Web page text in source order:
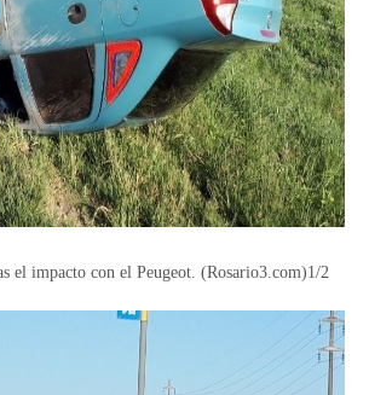
el impacto con el Peugeot. (Rosario3.com)1/2